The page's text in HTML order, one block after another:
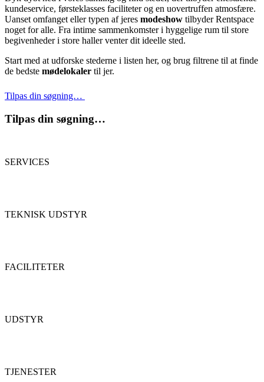
kundeservice, førsteklasses faciliteter og en uovertruffen atmosfære.
Uanset omfanget eller typen af jeres modeshow tilbyder Rentspace
noget for alle. Fra intime sammenkomster i hyggelige rum til store
begivenheder i store haller venter dit ideelle sted.
Start med at udforske stederne i listen her, og brug filtrene til at finde
de bedste mødelokaler til jer.
Tilpas din søgning…
Tilpas din søgning…
SERVICES
TEKNISK UDSTYR
FACILITETER
UDSTYR
TJENESTER